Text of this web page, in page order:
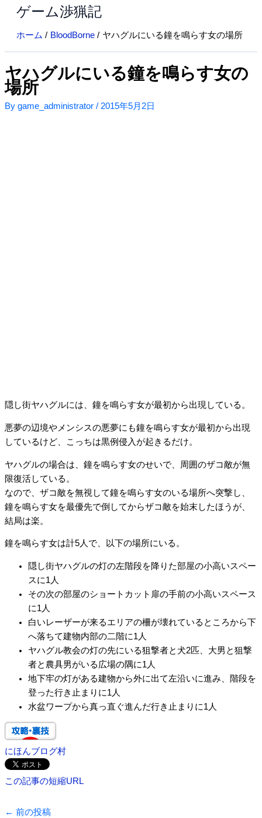
ス
キ
ッ
プ
ゲーム渉猟記
ホーム BloodBorne ヤハグルにいる鐘を鳴らす女の場所
ヤハグルにいる鐘を鳴らす女の
場所
By game_administrator / 2015年5月2日
隠し街ヤハグルには、鐘を鳴らす女が最初から出現している。
悪夢の辺境やメンシスの悪夢にも鐘を鳴らす女が最初から出現
しているけど、こっちは黒例侵入が起きるだけ。
ヤハグルの場合は、鐘を鳴らす女のせいで、周囲のザコ敵が無
限復活している。
なので、ザコ敵を無視して鐘を鳴らす女のいる場所へ突撃し、
鐘を鳴らす女を最優先で倒してからザコ敵を始末したほうが、
結局は楽。
鐘を鳴らす女は計5人で、以下の場所にいる。
隠し街ヤハグルの灯の左階段を降りた部屋の小高いスペー
スに1人
その次の部屋のショートカット扉の手前の小高いスペース
に1人
白いレーザーが来るエリアの柵が壊れているところから下
へ落ちて建物内部の二階に1人
ヤハグル教会の灯の先にいる狙撃者と犬2匹、大男と狙撃
者と農具男がいる広場の隅に1人
地下牢の灯がある建物から外に出て左沿いに進み、階段を
登った行き止まりに1人
水盆ワープから真っ直ぐ進んだ行き止まりに1人
にほんブログ村
この記事の短縮URL
← 前の投稿